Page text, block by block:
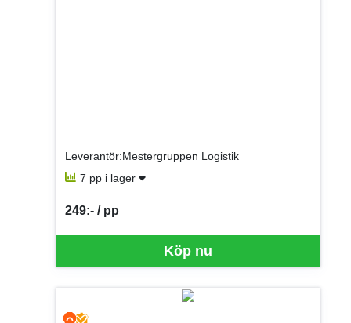
Leverantör:Mestergruppen Logistik
7 pp i lager
Köp nu
249:- / pp
SEK per PP